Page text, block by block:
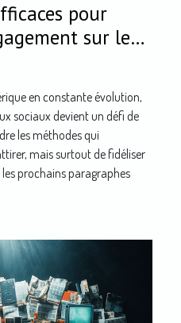
pour
sur les
en constante évolution,
sociaux devient un défi de
les méthodes qui
mais surtout de fidéliser
prochains paragraphes